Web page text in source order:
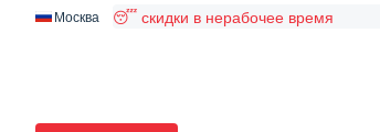
Москва 😴 скидки в нерабочее время